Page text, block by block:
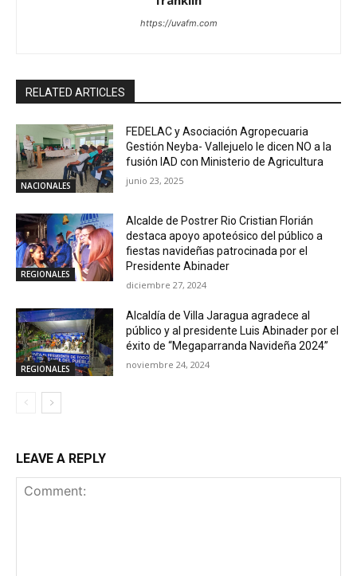
https://uvafm.com
RELATED ARTICLES
NACIONALES
FEDELAC y Asociación Agropecuaria
Gestión Neyba- Vallejuelo le dicen NO a la
fusión IAD con Ministerio de Agricultura
junio 23, 2025
REGIONALES
Alcalde de Postrer Rio Cristian Florián
destaca apoyo apoteósico del público a
fiestas navideñas patrocinada por el
Presidente Abinader
diciembre 27, 2024
REGIONALES
Alcaldía de Villa Jaragua agradece al
público y al presidente Luis Abinader por el
éxito de “Megaparranda Navideña 2024”
noviembre 24, 2024
LEAVE A REPLY